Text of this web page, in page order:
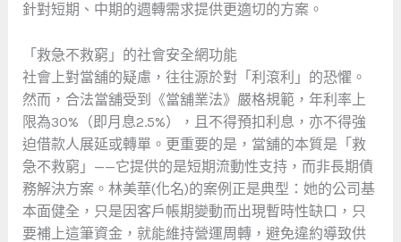
針對短期、中期的週轉需求提供更適切的方案。
「救急不救窮」的社會安全網功能
社會上對當舖的疑慮，往往源於對「利滾利」的恐懼。
然而，合法當舖受到《當舖業法》嚴格規範，年利率上
限為30%（即月息2.5%），且不得預扣利息，亦不得強
迫借款人展延或轉單。更重要的是，當舖的本質是「救
急不救窮」——它提供的是短期流動性支持，而非長期債
務解決方案。林美華(化名)的案例正是典型：她的公司基
本面健全，只是因客戶帳期變動而出現暫時性缺口，只
要補上這筆資金，就能維持營運周轉，避免違約導致供